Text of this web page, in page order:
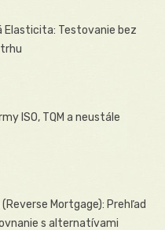
Elasticita: Testovanie bez
ISO, TQM a neustále
Mortgage): Prehľad
s alternatívami